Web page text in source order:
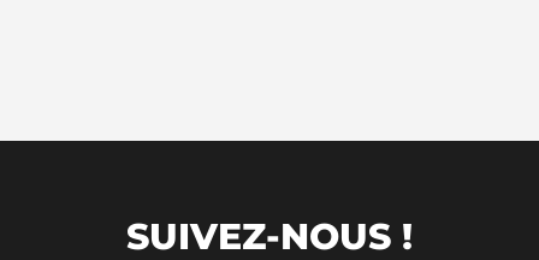
SUIVEZ-NOUS !